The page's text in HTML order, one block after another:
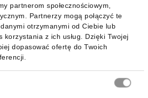
partnerom społecznościowym,
Partnerzy mogą połączyć te
otrzymanymi od Ciebie lub
korzystania z ich usług. Dzięki Twojej
dopasować ofertę do Twoich
naszą aplikację mobilną: